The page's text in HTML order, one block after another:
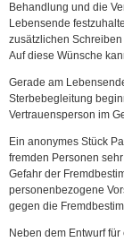
Behandlung und die
Lebensende
zusätzlichen
Auf diese Wünsche
Gerade am
Sterbebegleitung
Vertrauensperson im
Ein anonymes Stück
fremden Personen
Gefahr der
personenbezogene
gegen die
Neben dem Entwurf